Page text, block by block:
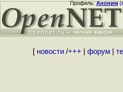
Профиль:Аноним(
[ новости/+++ форум|